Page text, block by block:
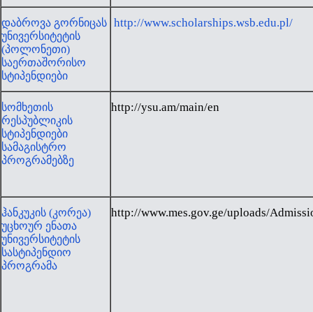
დაბროვა გორნიცას
უნივერსიტეტის
(პოლონეთი)
საერთაშორისო
სტიპენდიები
http://www.scholarships.wsb.edu.pl/
სომხეთის
რესპუბლიკის
სტიპენდიები
სამაგისტრო
პროგრამებზე
http://ysu.am/main/en
ჰანკუკის (კორეა)
უცხოურ ენათა
უნივერსიტეტის
სასტიპენდიო
პროგრამა
http://www.mes.gov.ge/uploads/